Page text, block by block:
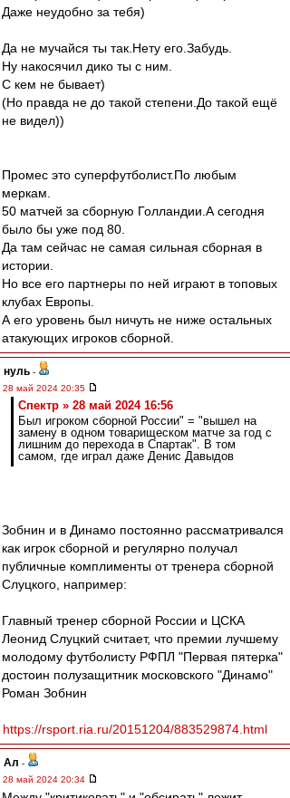
Даже неудобно за тебя)
Да не мучайся ты так.Нету его.Забудь.
Ну накосячил дико ты с ним.
С кем не бывает)
(Но правда не до такой степени.До такой ещё
не видел))
Промес это суперфутболист.По любым
меркам.
50 матчей за сборную Голландии.А сегодня
было бы уже под 80.
Да там сейчас не самая сильная сборная в
истории.
Но все его партнеры по ней играют в топовых
клубах Европы.
А его уровень был ничуть не ниже остальных
атакующих игроков сборной.
нуль -
28 май 2024 20:35
Спектр » 28 май 2024 16:56
Был игроком сборной России" = "вышел на
замену в одном товарищеском матче за год с
лишним до перехода в Спартак". В том
самом, где играл даже Денис Давыдов
Зобнин и в Динамо постоянно рассматривался
как игрок сборной и регулярно получал
публичные комплименты от тренера сборной
Слуцкого, например:
Главный тренер сборной России и ЦСКА
Леонид Слуцкий считает, что премии лучшему
молодому футболисту РФПЛ "Первая пятерка"
достоин полузащитник московского "Динамо"
Роман Зобнин
https://rsport.ria.ru/20151204/883529874.html
Ал -
28 май 2024 20:34